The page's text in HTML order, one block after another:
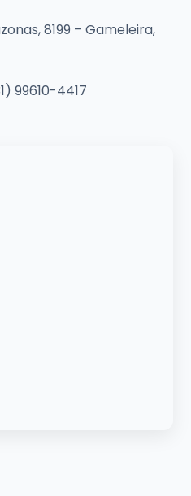
8199 – Gameleira,
99610-4417